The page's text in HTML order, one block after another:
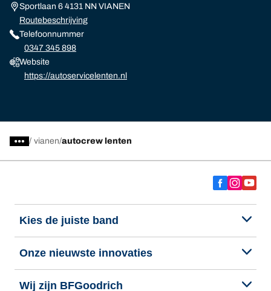
Sportlaan 6 4131 NN VIANEN
Routebeschrijving
Telefoonnummer
0347 345 898
Website
https://autoservicelenten.nl
/ vianen autocrew lenten
Kies de juiste band
Onze nieuwste innovaties
Wij zijn BFGoodrich